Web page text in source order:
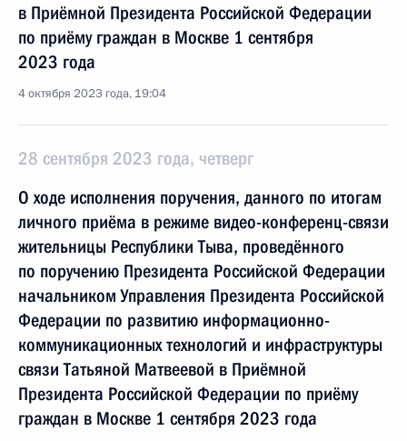
в Приёмной Президента Российской Федерации
по приёму граждан в Москве 1 сентября
2023 года
4 октября 2023 года, 19:04
28 сентября 2023 года, четверг
О ходе исполнения поручения, данного по итогам
личного приёма в режиме видео-конференц-связи
жительницы Республики Тыва, проведённого
по поручению Президента Российской Федерации
начальником Управления Президента Российской
Федерации по развитию информационно-
коммуникационных технологий и инфраструктуры
связи Татьяной Матвеевой в Приёмной
Президента Российской Федерации по приёму
граждан в Москве 1 сентября 2023 года